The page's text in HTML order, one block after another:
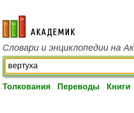
academic.ru
Словари и энциклопедии на
Толкования Переводы Книги